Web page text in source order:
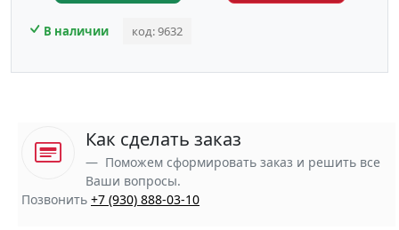
В наличии код: 9632
Как сделать заказ
Поможем сформировать заказ и решить все
Ваши вопросы.
Позвонить +7 (930) 888-03-10